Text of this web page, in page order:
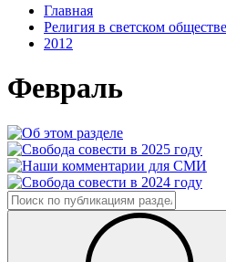
Главная
Религия в светском обществе
2012
Февраль